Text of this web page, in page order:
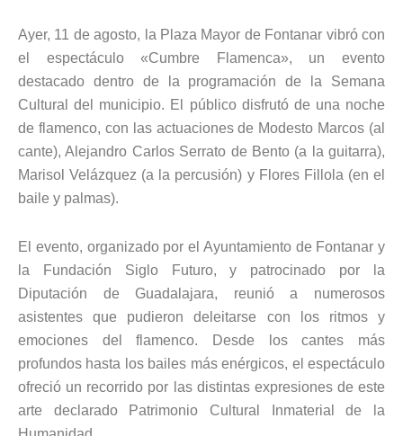
Ayer, 11 de agosto, la Plaza Mayor de Fontanar vibró con
el espectáculo «Cumbre Flamenca», un evento
destacado dentro de la programación de la Semana
Cultural del municipio. El público disfrutó de una noche
de flamenco, con las actuaciones de Modesto Marcos (al
cante), Alejandro Carlos Serrato de Bento (a la guitarra),
Marisol Velázquez (a la percusión) y Flores Fillola (en el
baile y palmas).
El evento, organizado por el Ayuntamiento de Fontanar y
la Fundación Siglo Futuro, y patrocinado por la
Diputación de Guadalajara, reunió a numerosos
asistentes que pudieron deleitarse con los ritmos y
emociones del flamenco. Desde los cantes más
profundos hasta los bailes más enérgicos, el espectáculo
ofreció un recorrido por las distintas expresiones de este
arte declarado Patrimonio Cultural Inmaterial de la